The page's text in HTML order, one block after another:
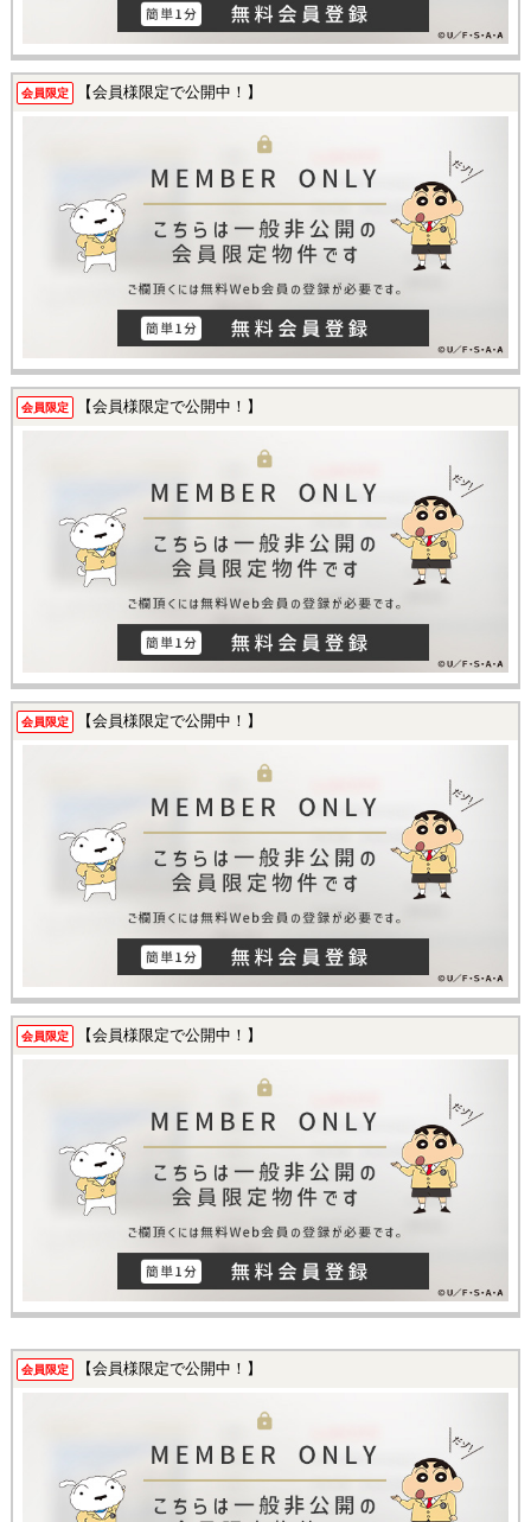
会員限定 【会員様限定で公開中！】
会員限定 【会員様限定で公開中！】
会員限定 【会員様限定で公開中！】
会員限定 【会員様限定で公開中！】
会員限定 【会員様限定で公開中！】